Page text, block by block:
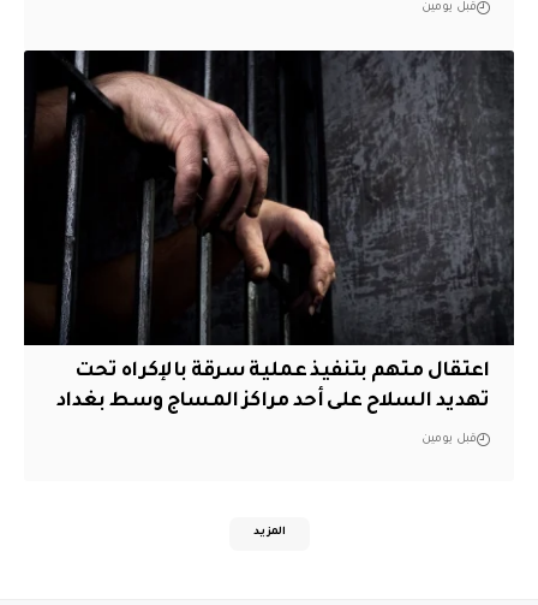
قبل يومين
اعتقال متهم بتنفيذ عملية سرقة بالإكراه تحت
تهديد السلاح على أحد مراكز المساج وسط بغداد
قبل يومين
المزيد